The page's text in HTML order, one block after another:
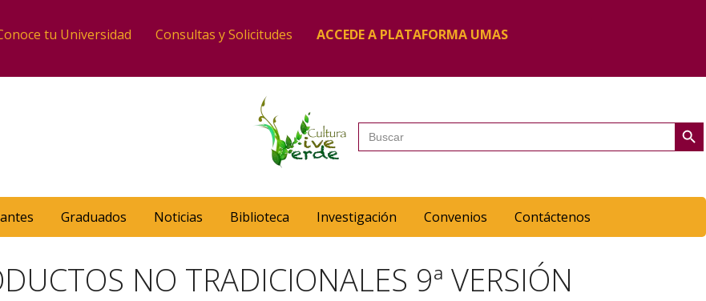
tu Universidad Consultas y Solicitudes ACCEDE A PLATAFORMA UMAS
Buscar: Botón de
Graduados Noticias Biblioteca Investigación Convenios Contáctenos
NO TRADICIONALES 9ª VERSIÓN